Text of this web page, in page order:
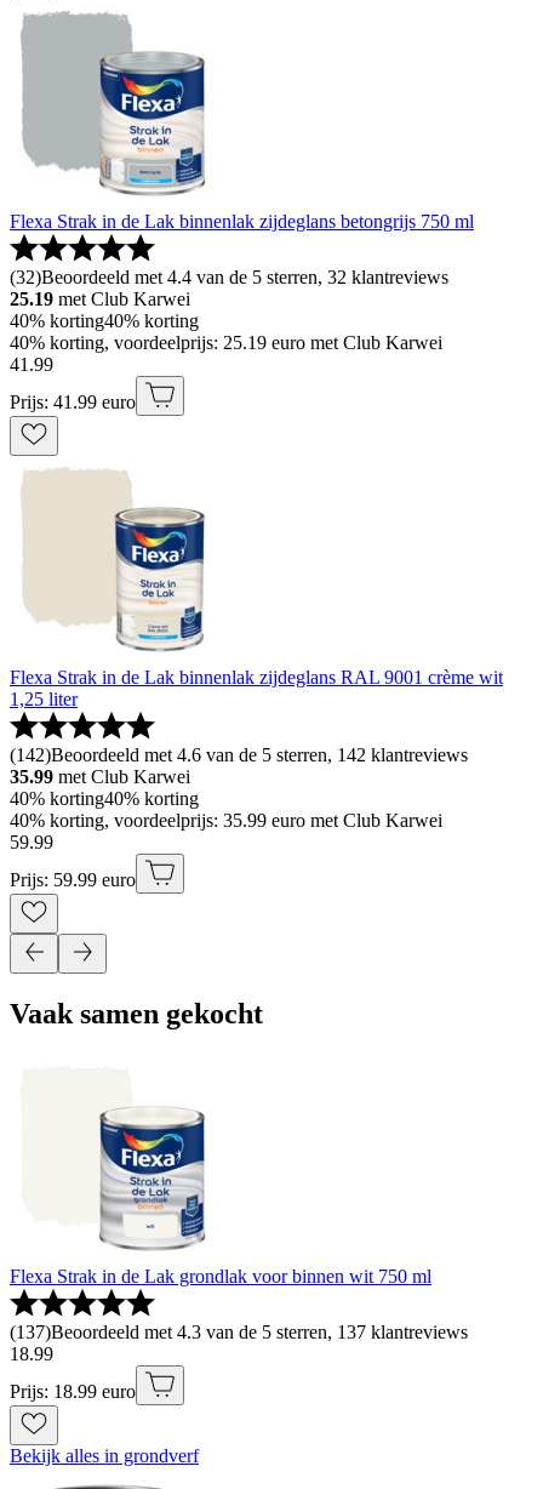
Flexa Strak in de Lak binnenlak zijdeglans betongrijs 750 ml
(32)Beoordeeld met 4.4 van de 5 sterren, 32 klantreviews
25.19 met Club Karwei
40% korting40% korting
40% korting, voordeelprijs: 25.19 euro met Club Karwei
41 .99
Prijs: 41.99 euro
Flexa Strak in de Lak binnenlak zijdeglans RAL 9001 crème wit
1,25 liter
(142)Beoordeeld met 4.6 van de 5 sterren, 142 klantreviews
35.99 met Club Karwei
40% korting40% korting
40% korting, voordeelprijs: 35.99 euro met Club Karwei
59.99
Prijs: 59.99 euro
Vaak samen gekocht
Flexa Strak in de Lak grondlak voor binnen wit 750 ml
(137)Beoordeeld met 4.3 van de 5 sterren, 137 klantreviews
18.99
Prijs: 18.99 euro
Bekijk alles in grondverf